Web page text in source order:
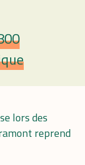
lors des
reprend